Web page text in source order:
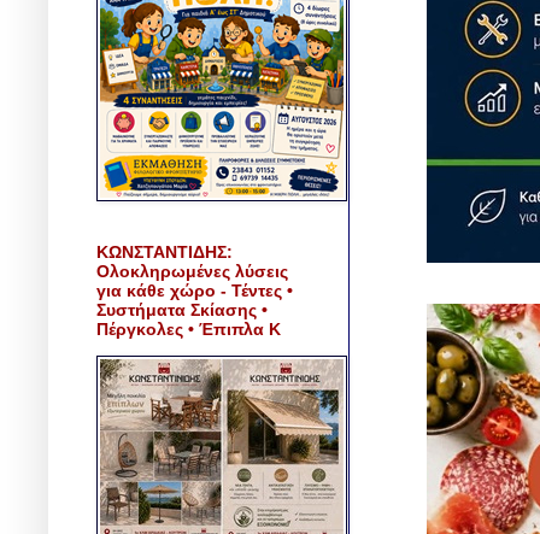
ΚΩΝΣΤΑΝΤΙΔΗΣ:
Ολοκληρωμένες λύσεις
για κάθε χώρο - Τέντες •
Συστήματα Σκίασης •
Πέργκολες • Έπιπλα Κ